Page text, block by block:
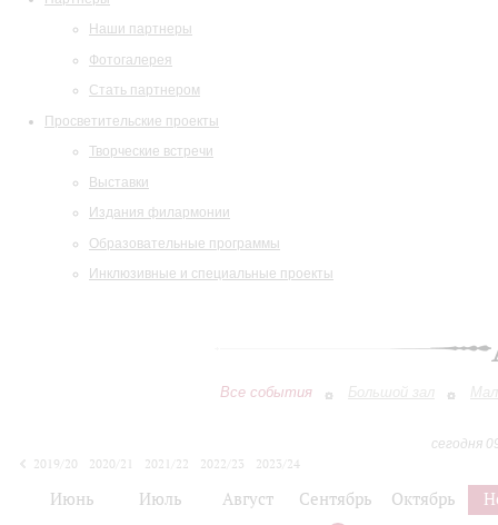
Наши партнеры
Фотогалерея
Стать партнером
Просветительские проекты
Творческие встречи
Выставки
Издания филармонии
Образовательные программы
Инклюзивные и специальные проекты
Все события Большой зал
сегодня
2019/20
2020/21 2021/22 2022/23
2023/24
Июнь Июль Август Сентябрь Октябрь